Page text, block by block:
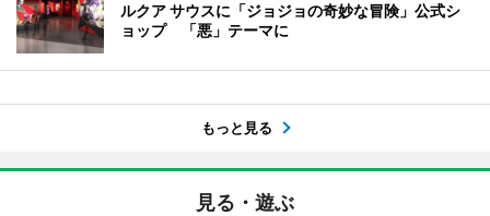
ルクア サウスに「ジョジョの奇妙な冒険」公式シ
ョップ 「悪」テーマに
もっと見る
見る・遊ぶ